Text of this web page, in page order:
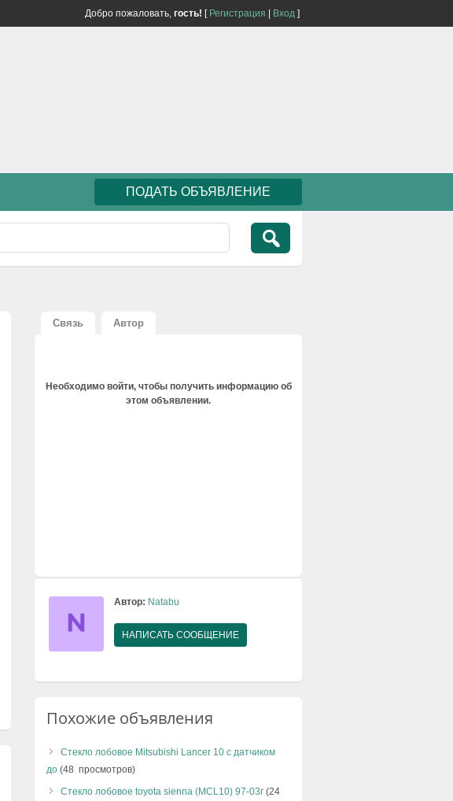
Добро пожаловать, гость! [ Регистрация Вход ]
ПОДАТЬ ОБЪЯВЛЕНИЕ
Связь Автор
Необходимо войти, чтобы получить информацию об
этом объявлении.
Автор: Natabu
НАПИСАТЬ СООБЩЕНИЕ
Похожие объявления
Cтекло лобовое Mitsubishi Lancer 10 с датчиком
до (48 просмотров)
Cтекло лобовое toyota sienna (MCL10) 97-03г (24